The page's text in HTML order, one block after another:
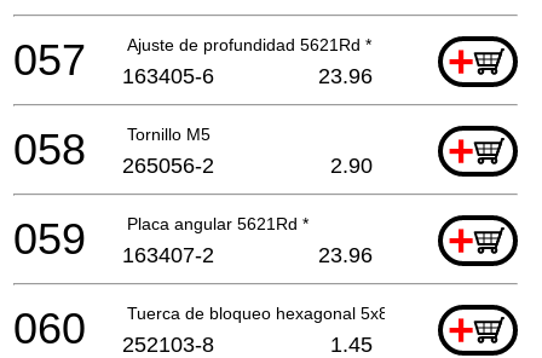
Ajuste de profundidad 5621Rd * +
057 163405-6 23.96
Tornillo M5 +
058 265056-2 2.90
Placa angular 5621Rd * +
059 163407-2 23.96
Tuerca de bloqueo hexagonal 5x8 +
060 252103-8 1.45